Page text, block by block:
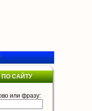
САЙТУ
или фразу: